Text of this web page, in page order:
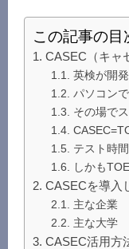
この記事の目
CASEC（キャ
英検が開
パソコン
その場で
テスト時
しかも
CASECを導入
主な企業
主な大学
CASEC活用方